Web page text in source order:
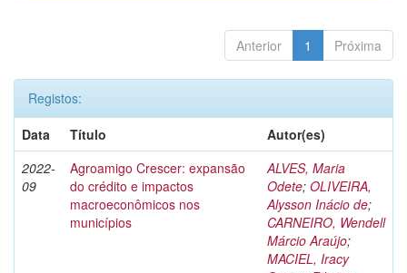
Anterior 1 Próxima
Registos:
Data
Título
Autor(es)
2022-
09
Agroamigo Crescer: expansão
do crédito e impactos
macroeconômicos nos
municípios
ALVES, Maria
Odete; OLIVEIRA,
Alysson Inácio de;
CARNEIRO, Wendell
Márcio Araújo;
MACIEL, Iracy